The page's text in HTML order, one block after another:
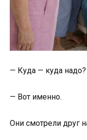
— Куда — куда надо?
— Вот именно.
Они смотрели друг